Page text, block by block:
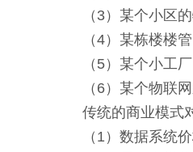
（3）某个小区的
（4）某栋楼楼管
（5）某个小工厂
（6）某个物联网
传统的商业模式对
（1）数据系统价